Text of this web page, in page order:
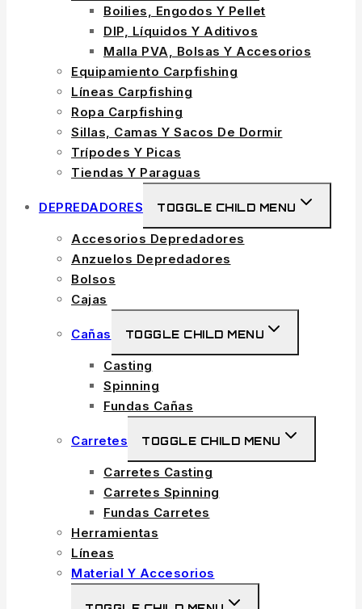
Boilies, Engodos Y Pellet
DIP, Líquidos Y Aditivos
Malla PVA, Bolsas Y Accesorios
Equipamiento Carpfishing
Líneas Carpfishing
Ropa Carpfishing
Sillas, Camas Y Sacos De Dormir
Trípodes Y Picas
Tiendas Y Paraguas
DEPREDADORES TOGGLE CHILD MENU
Accesorios Depredadores
Anzuelos Depredadores
Bolsos
Cajas
Cañas TOGGLE CHILD MENU
Casting
Spinning
Fundas Cañas
Carretes TOGGLE CHILD MENU
Carretes Casting
Carretes Spinning
Fundas Carretes
Herramientas
Líneas
Material Y Accesorios